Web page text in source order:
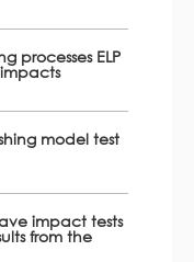
processes ELP
model test
impact tests
from the